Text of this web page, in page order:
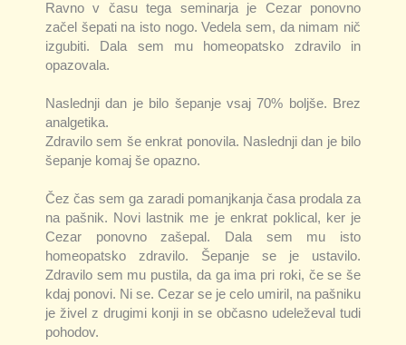
Ravno v času tega seminarja je Cezar ponovno
začel šepati na isto nogo. Vedela sem, da nimam nič
izgubiti. Dala sem mu homeopatsko zdravilo in
opazovala.
Naslednji dan je bilo šepanje vsaj 70% boljše. Brez
analgetika.
Zdravilo sem še enkrat ponovila. Naslednji dan je bilo
šepanje komaj še opazno.
Čez čas sem ga zaradi pomanjkanja časa prodala za
na pašnik. Novi lastnik me je enkrat poklical, ker je
Cezar ponovno zašepal. Dala sem mu isto
homeopatsko zdravilo. Šepanje se je ustavilo.
Zdravilo sem mu pustila, da ga ima pri roki, če se še
kdaj ponovi. Ni se. Cezar se je celo umiril, na pašniku
je živel z drugimi konji in se občasno udeleževal tudi
pohodov.